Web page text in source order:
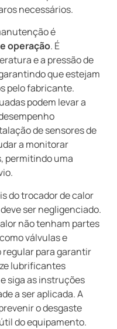
necessários.
é
operação. É
e a pressão de
que estejam
pelo fabricante.
podem levar a
de sensores de
a monitorar
permitindo uma
do trocador de calor
ser negligenciado.
não tenham partes
válvulas e
para garantir
lubrificantes
siga as instruções
a ser aplicada. A
o desgaste
do equipamento.